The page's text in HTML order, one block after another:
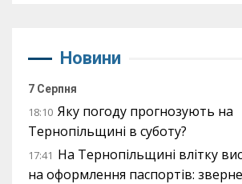
Новини
7 Серпня
18:10 Яку погоду прогнозують на
Тернопільщині в суботу?
17:41 На Тернопільщині влітку
на оформлення паспортів: